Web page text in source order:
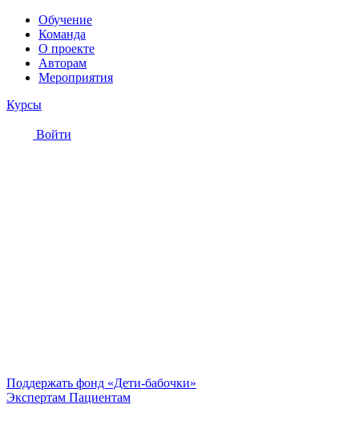
Обучение
Команда
О проекте
Авторам
Мероприятия
Курсы
Войти
Поддержать фонд «Дети-бабочки»
Экспертам Пациентам